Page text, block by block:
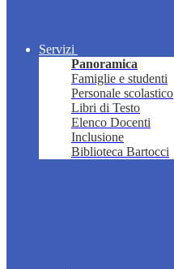
Servizi
Panoramica
Famiglie e studenti
Personale scolastico
Libri di Testo
Elenco Docenti
Inclusione
Biblioteca Bartocci